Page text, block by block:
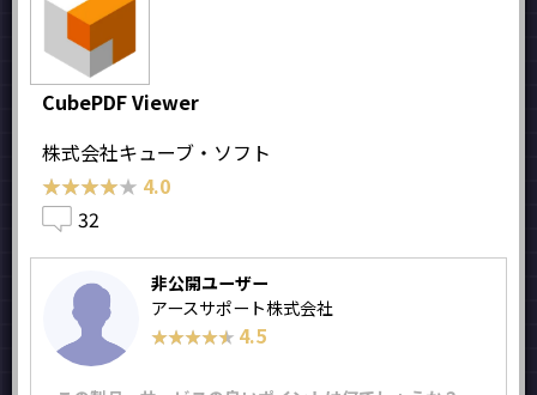
CubePDF Viewer
株式会社キューブ・ソフト
★★★★★
★★★★★ 4.0
32
非公開ユーザー
アースサポート株式会社
★★★★★
★★★★★ 4.5